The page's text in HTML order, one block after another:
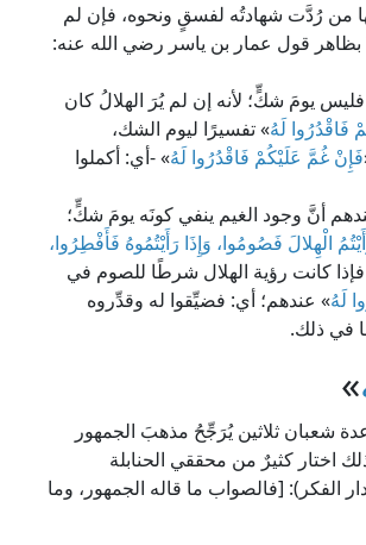
من رُدَّت شهادتُه لفسقٍ ونحوه، فإن لم
قول عمار بن ياسر رضي الله عنه:
يومَ شكٍّ؛ لأنه إن لم يُرَ الهلالُ كان
فَاقْدُرُوا لَهُ» تفسيرًا ليوم الشك،
فَإِنْ غُمَّ عَلَيْكُمْ فَاقْدُرُوا لَهُ» -أي: أكملوا
أنَّ وجود الغيم ينفي كونَه يومَ شكٍّ؛
الْهِلالَ فَصُومُوا، وَإِذَا رَأَيْتُمُوهُ فَأَفْطِرُوا،
كانت رؤية الهلال شرطًا للصوم في
لَهُ» عندهم؛ أي: فضيِّقوا له وقدِّروه
في ذلك.
»
شعبان ثلاثين يُرَجِّحُ مذهبَ الجمهور
اختار كثيرٌ من محققي الحنابلة
الجمهور، قال الإمام النووي في "المجموع" (6/ 270، ط. دار الفكر): [فالصواب ما قاله الجمهور، وما